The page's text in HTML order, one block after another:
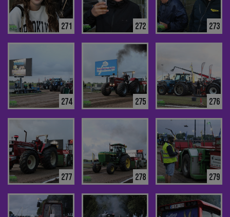
271 272 273
274 275 276
277 278 279